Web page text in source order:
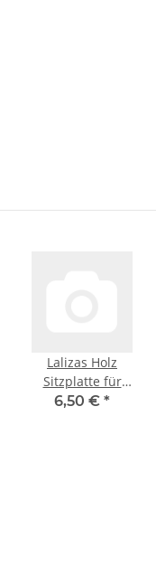
Lalizas Holz
Sitzplatte für
den
6,50 € *